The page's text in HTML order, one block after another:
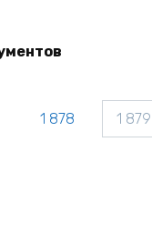
1 878 1 879